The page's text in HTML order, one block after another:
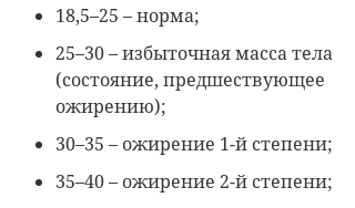
18,5–25 – норма;
25–30 – избыточная масса тела
(состояние, предшествующее
ожирению);
30–35 – ожирение 1-й степени;
35–40 – ожирение 2-й степени;